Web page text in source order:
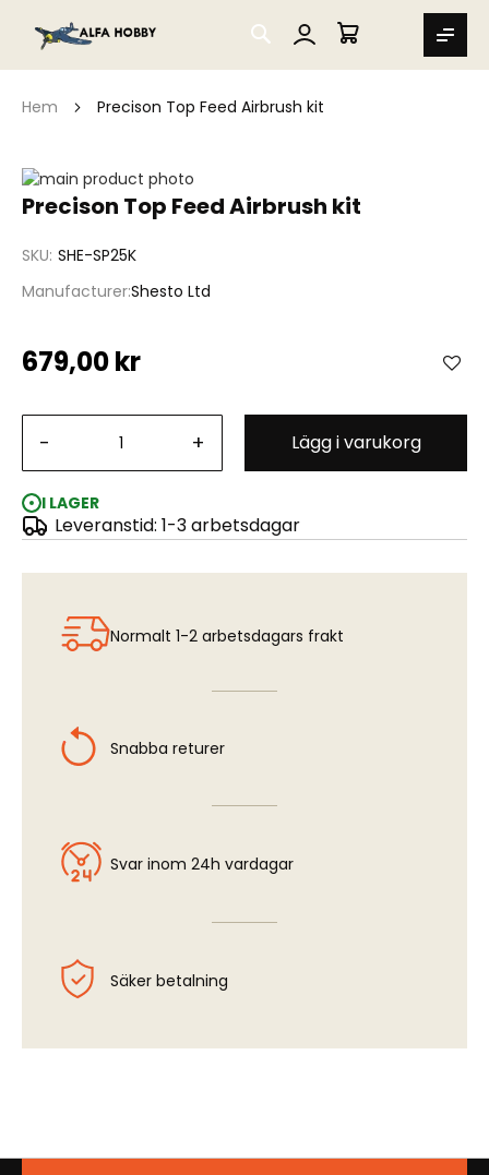
SEARCH
MIN VARUKORG
Hem Precison Top Feed Airbrush kit
Precison Top Feed Airbrush kit
SKU SHE-SP25K
ManufacturerShesto Ltd
679,00 kr
- + Lägg i varukorg
I LAGER
Leveranstid: 1-3 arbetsdagar
Hoppa
till
bildgalleriet
Precison Top Feed Airbrush kit
Hoppa
av
bildgalleriet
Normalt 1-2 arbetsdagars frakt
Snabba returer
Svar inom 24h vardagar
Säker betalning